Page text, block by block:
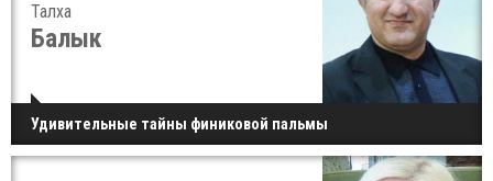
Талха
Балык
Удивительные тайны финиковой пальмы